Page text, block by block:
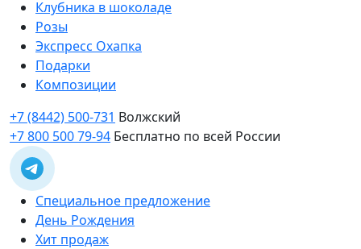
Клубника в шоколаде
Розы
Экспресс Охапка
Подарки
Композиции
+7 (8442) 500-731 Волжский
+7 800 500 79-94 Бесплатно по всей России
Специальное предложение
День Рождения
Хит продаж